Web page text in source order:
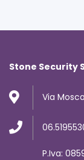
Stone Security
Via
P.Iva: